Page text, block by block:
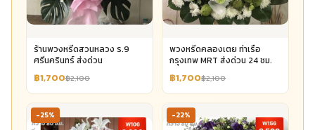
ร้านพวงหรีดสวนหลวง ร.9
ศรีนครินทร์ ส่งด่วน
฿1,700฿2,100
พวงหรีดคลองเตย ท่าเรือ
กรุงเทพ MRT ส่งด่วน 24 ชม.
฿1,700฿2,100
-25% -22%